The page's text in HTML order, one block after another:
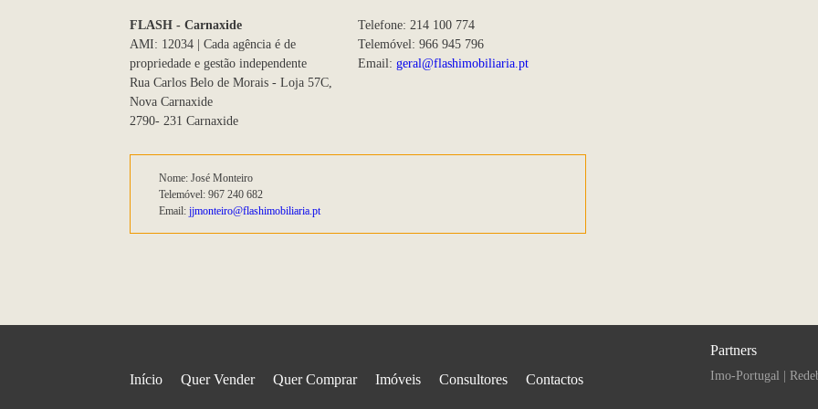
FLASH - Carnaxide
AMI: 12034 | Cada agência é de
propriedade e gestão independente
Rua Carlos Belo de Morais - Loja 57C,
Nova Carnaxide
2790- 231 Carnaxide
Telefone: 214 100 774
Telemóvel: 966 945 796
Email: geral@flashimobiliaria.pt
Nome: José Monteiro
Telemóvel: 967 240 682
Email: jjmonteiro@flashimobiliaria.pt
Início Quer Vender Quer Comprar Imóveis Consultores Contactos
Partners
Imo-Portugal |